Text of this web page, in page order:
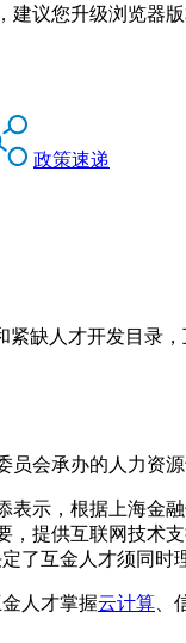
议您升级浏览器版
政策速递
紧缺人才开发目录
员会承办的人力资
，根据上海金融
提供互联网技术
了互金人才须同
人才掌握云计算 、